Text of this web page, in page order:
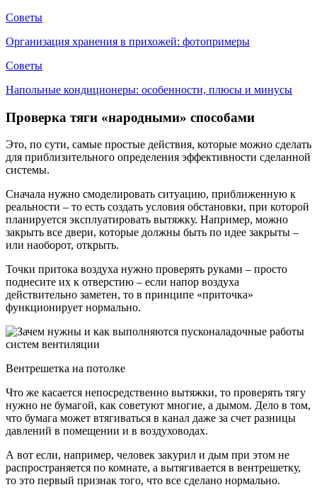
Советы
Организация хранения в прихожей: фотопримеры
Советы
Напольные кондиционеры: особенности, плюсы и минусы
Проверка тяги «народными» способами
Это, по сути, самые простые действия, которые можно сделать
для приблизительного определения эффективности сделанной
системы.
Сначала нужно смоделировать ситуацию, приближенную к
реальности – то есть создать условия обстановки, при которой
планируется эксплуатировать вытяжку. Например, можно
закрыть все двери, которые должны быть по идее закрыты –
или наоборот, открыть.
Точки притока воздуха нужно проверять руками – просто
поднесите их к отверстию – если напор воздуха
действительно заметен, то в принципе «приточка»
функционирует нормально.
Вентрешетка на потолке
Что же касается непосредственно вытяжки, то проверять тягу
нужно не бумагой, как советуют многие, а дымом. Дело в том,
что бумага может втягиваться в канал даже за счет разницы
давлений в помещении и в воздуховодах.
А вот если, например, человек закурил и дым при этом не
распространяется по комнате, а вытягивается в вентрешетку,
то это первый признак того, что все сделано нормально.